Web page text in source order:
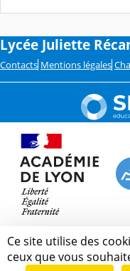
Lycée Juliette
Contacts Mentions légales
Ce site utilise des
ceux que vous